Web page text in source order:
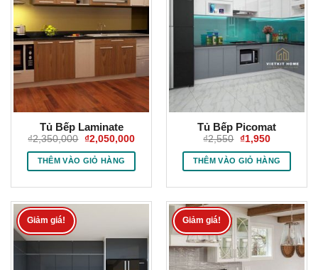
Tủ Bếp Laminate
₫2,350,000 Giá
là:
₫2,350,000.
₫2,050,000Giá
tại
THÊM VÀO GIỎ HÀNG
Tủ Bếp Picomat
₫2,550 Giá
là:
₫2,550.
₫1,950Giá
tại
là:
THÊM VÀO GIỎ HÀNG
Giảm giá! Giảm giá!